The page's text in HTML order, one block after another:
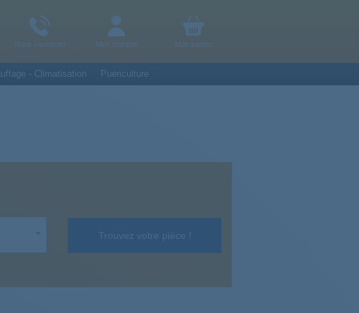
Nous contacter Mon compte Mon panier
- Climatisation Puericulture
Trouvez votre pièce !